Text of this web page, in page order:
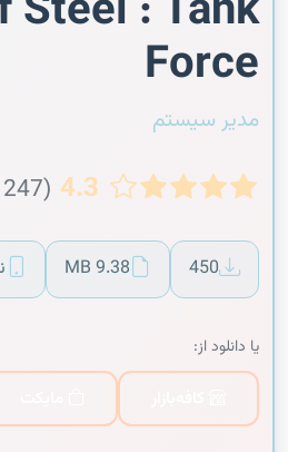
Force
مدیر سیستم
4.3 (247 نظر)
450
9.38 MB
یا دانلود از: